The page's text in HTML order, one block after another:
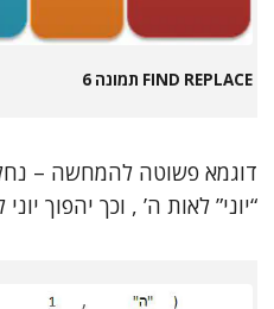
FIND REPLACE תמונה 6
דוגמא פשוטה להמחשה –
“יוני” לאות ה’ , וכך יהפוך